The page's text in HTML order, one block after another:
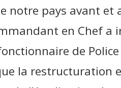
notre pays avant
en Chef a
de
la restructuration